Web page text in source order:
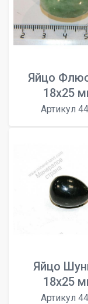
Яйцо
18х25
Артикул
Яйцо
18х25
Артикул